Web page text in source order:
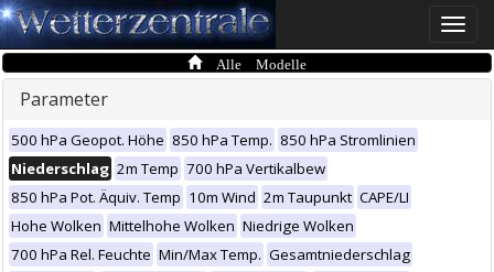
Toggle
Alle Modelle
Parameter
500 hPa Geopot. Höhe 850 hPa Temp. 850 hPa Stromlinien
Niederschlag 2m Temp 700 hPa Vertikalbew
850 hPa Pot. Äquiv. Temp 10m Wind 2m Taupunkt CAPE/LI
Hohe Wolken Mittelhohe Wolken Niedrige Wolken
700 hPa Rel. Feuchte Min/Max Temp. Gesamtniederschlag